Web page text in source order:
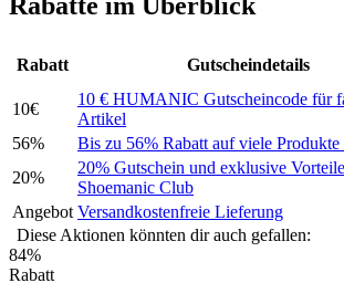
Rabatt Gutscheindetails
10€
10 € HUMANIC Gutscheincode für
Artikel
56%
Bis zu 56% Rabatt auf viele Produkte
20%
20% Gutschein und exklusive
Shoemanic Club
Angebot Versandkostenfreie Lieferung
Diese Aktionen könnten dir auch gefallen:
84%
Rabatt